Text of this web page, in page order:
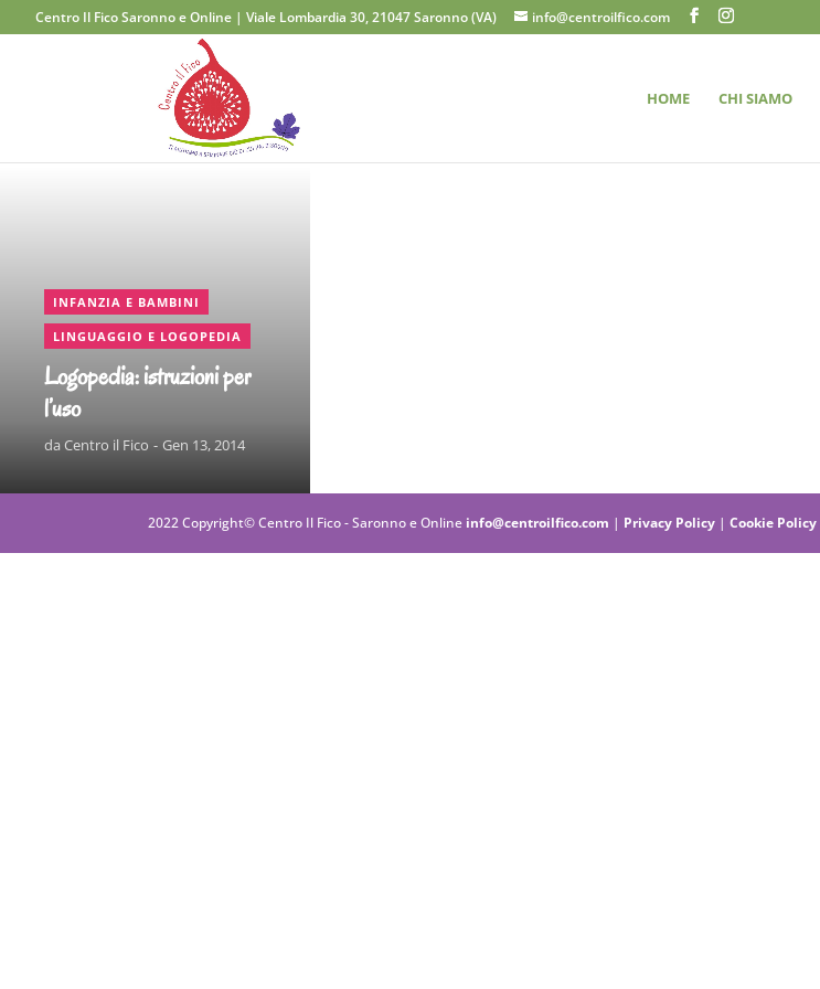
Centro Il Fico Saronno e Online | Viale Lombardia 30, 21047 Saronno (VA) info@centroilfico.com
HOME CHI SIAMO
INFANZIA E BAMBINI
LINGUAGGIO E LOGOPEDIA
Logopedia: istruzioni per
l’uso
da Centro il Fico Gen 13, 2014
2022 Copyright© Centro Il Fico - Saronno e Online info@centroilfico.com | Privacy Policy |Cookie Policy